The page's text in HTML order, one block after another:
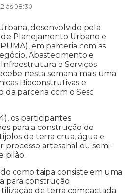
às 08:30
desenvolvido pela
Planejamento Urbano e
em parceria com as
Abastecimento e
Infraestrutura e Serviços
nesta semana mais uma
Bioconstrutivas e
parceria com o Sesc
os participantes
para a construção de
de terra crua, água e
processo artesanal ou semi-
pilão.
como taipa consiste em uma
para construção
de terra compactada